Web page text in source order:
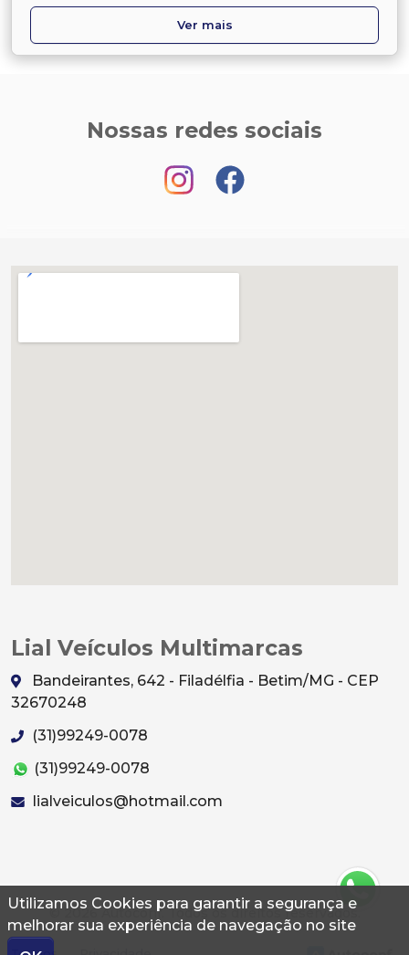
Utilizamos Cookies para garantir a segurança e
melhorar sua experiência de navegação no site
Ver mais
Nossas redes sociais
Lial Veículos Multimarcas
Bandeirantes, 642 - Filadélfia - Betim/MG - CEP
32670248
(31)99249-0078
(31)99249-0078
lialveiculos@hotmail.com
© 2026 Autoconf. Todos os direitos reservados.